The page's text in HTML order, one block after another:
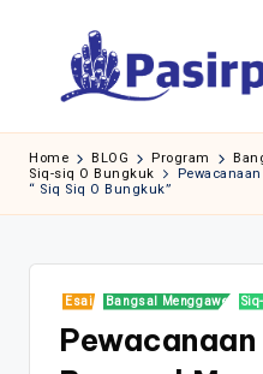
Home BLOG Program
Siq-siq O Bungkuk
“ Siq Siq O Bungkuk”
Posted
in
Bangsal Menggawe
Esai